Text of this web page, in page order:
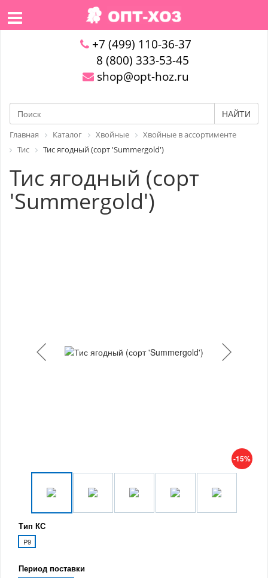
+7 (499) 110-36-37
8 (800) 333-53-45
shop@opt-hoz.ru
НАЙТИ
Главная Каталог Хвойные
Хвойные в ассортименте
Тис
Тис ягодный (сорт 'Summergold')
Тис ягодный (сорт
'Summergold')
-15%
Тип КС
P9
Период поставки